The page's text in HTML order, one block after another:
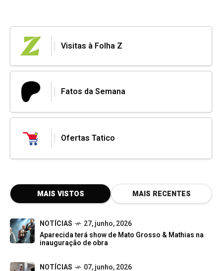
Visitas à Folha Z
Fatos da Semana
Ofertas Tatico
MAIS VISTOS MAIS RECENTES
NOTÍCIAS
27, junho, 2026
Aparecida terá show de Mato Grosso & Mathias na
inauguração de obra
NOTÍCIAS
07, junho, 2026